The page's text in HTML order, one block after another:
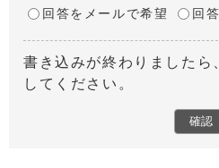
回答をメールで希望 回
書き込みが終わりましたら
してください。